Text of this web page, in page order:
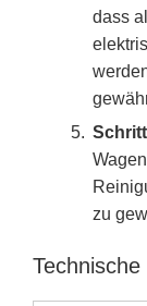
dass
zu